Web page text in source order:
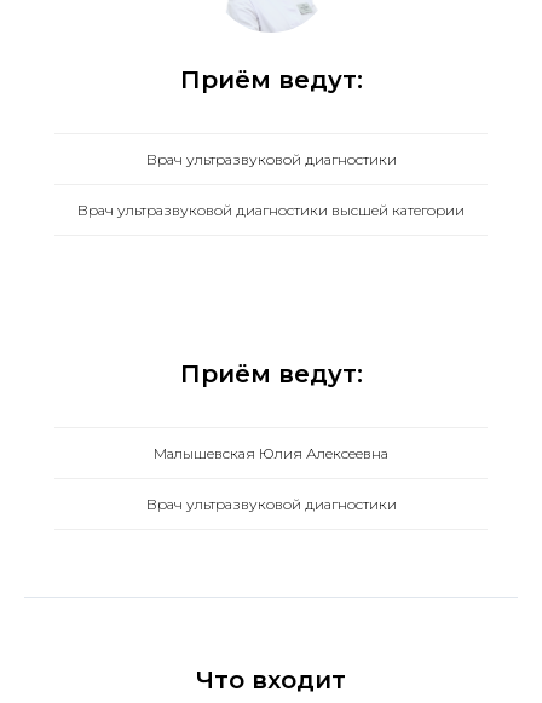
Приём ведут:
Врач ультразвуковой диагностики
Врач ультразвуковой диагностики высшей категории
Приём ведут:
Малышевская Юлия Алексеевна
Врач ультразвуковой диагностики
Что входит